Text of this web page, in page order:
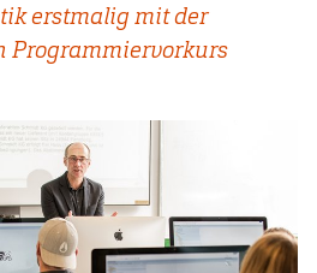
erstmalig mit der